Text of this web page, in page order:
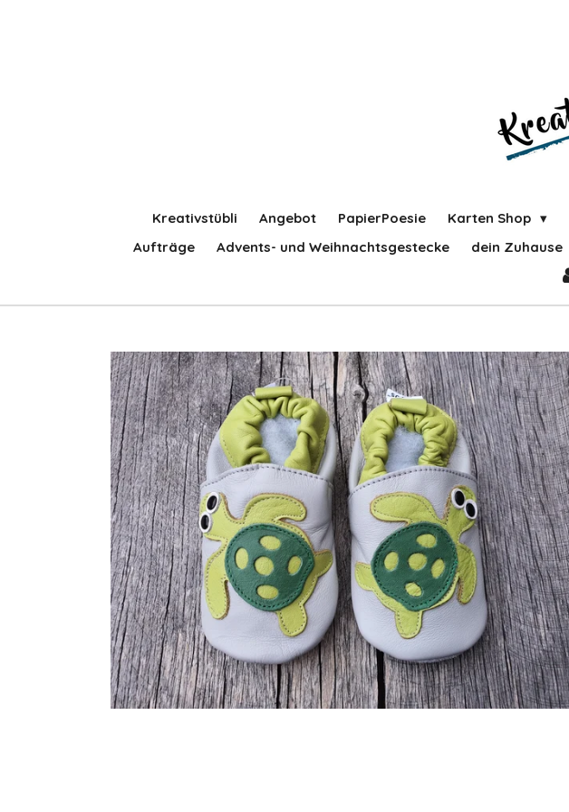
Kreativstübli Angebot PapierPoesie Karten Shop
Aufträge
Advents- und Weihnachtsgestecke dein Zuhause